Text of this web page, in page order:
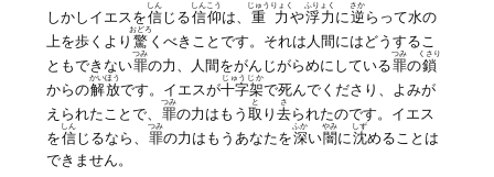
しかしイエスを信
しん
じる信仰
しんこう
は、 重力
じゅうりょく
や浮力
ふりょく
に逆
さか
らって水の
上を歩くより 驚
おどろ
くべきことです。それは人間にはどうするこ
ともできない罪
つみ
の力、人間をがんじがらめにしている罪
つみ
の鎖
くさり
からの解放
かいほう
です。イエスが十字架
じゅうじか
で死んでくださり、よみが
えられたことで、 罪
つみ
の力はもう取
と
り去
さ
られたのです。イエス
を信
しん
じるなら、 罪
つみ
の力はもうあなたを深
ふか
い闇
やみ
に沈
しず
めることは
できません。